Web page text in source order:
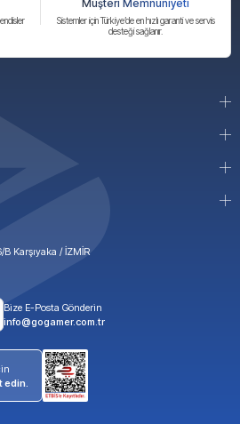
Müşteri Memnuniyeti
Sistemler için Türkiye’de en hızlı garanti ve servis
desteği sağlanır.
Karşıyaka / İZMİR
Bize E-Posta Gönderin
info@gogamer.com.tr
edin.